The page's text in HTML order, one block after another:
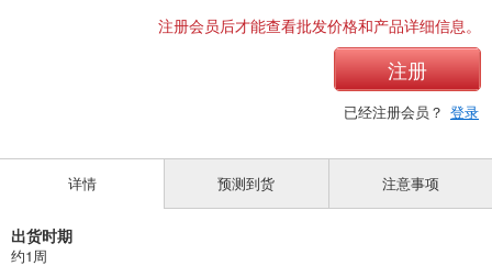
注册会员后才能查看批发价格和产品详细信息。
注册
已经注册会员？ 登录
详情
出货时期
约1周
预测到货 注意事项